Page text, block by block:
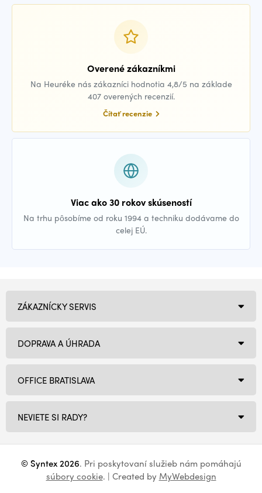
Overené zákazníkmi
Na Heuréke nás zákazníci hodnotia 4,8/5 na základe
407 overených recenzií.
Čítať recenzie
Viac ako 30 rokov skúseností
Na trhu pôsobíme od roku 1994 a techniku dodávame do
celej EÚ.
OFFICE BRATISLAVA
NEVIETE SI RADY?
ZÁKAZNÍCKY SERVIS
DOPRAVA A ÚHRADA
© Syntex 2026. Pri poskytovaní služieb nám pomáhajú
súbory cookie. | Created by MyWebdesign